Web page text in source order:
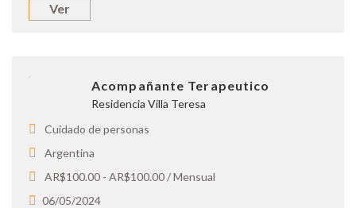
Ver
Acompañante Terapeutico
Residencia Villa Teresa
Cuidado de personas
Argentina
AR$100.00 - AR$100.00 / Mensual
06/05/2024